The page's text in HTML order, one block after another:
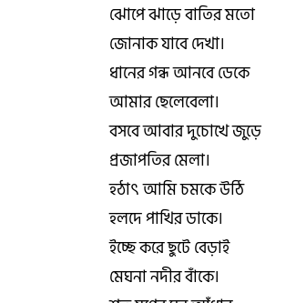
ঝোপে ঝাড়ে বাতির মতো
জোনাক যাবে দেখা।
ধানের গন্ধ আনবে ডেকে
আমার ছেলেবেলা।
বসবে আবার দুচোখে জুড়ে
প্রজাপতির মেলা।
হঠাৎ আমি চমকে উঠি
হলদে পাখির ডাকে।
ইচ্ছে করে ছুটে বেড়াই
মেঘনা নদীর বাঁকে।